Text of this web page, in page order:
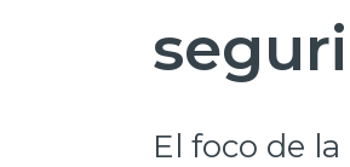
El foco de